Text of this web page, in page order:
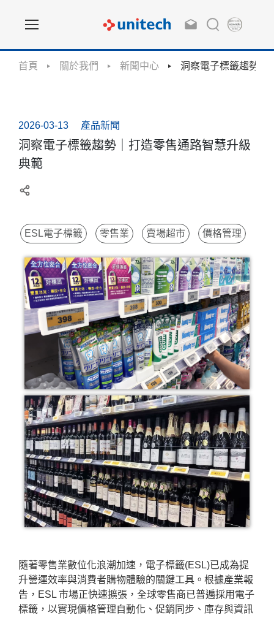
首頁 關於我們 新聞中心 洞察電子標籤趨勢｜
2026-03-13 產品新聞
洞察電子標籤趨勢｜打造零售通路智慧升級
典範
ESL電子標籤 零售業 賣場超市 價格管理
隨著零售業數位化浪潮加速，電子標籤(ESL)已成為提
升營運效率與消費者購物體驗的關鍵工具。根據產業報
告，ESL 市場正快速擴張，全球零售商已普遍採用電子
標籤，以實現價格管理自動化、促銷同步、庫存與資訊